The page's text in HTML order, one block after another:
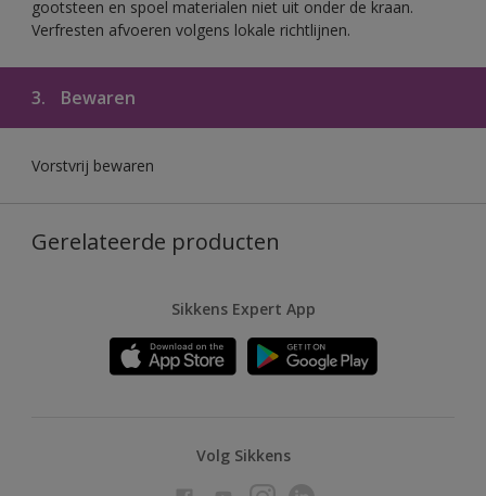
gootsteen en spoel materialen niet uit onder de kraan.
Verfresten afvoeren volgens lokale richtlijnen.
3. Bewaren
Vorstvrij bewaren
Gerelateerde producten
Sikkens Expert App
Volg Sikkens